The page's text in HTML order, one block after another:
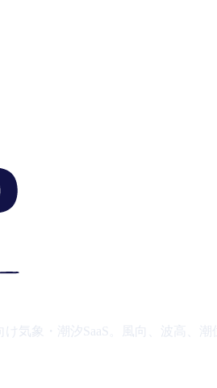
気象・潮汐SaaS。風向、波高、